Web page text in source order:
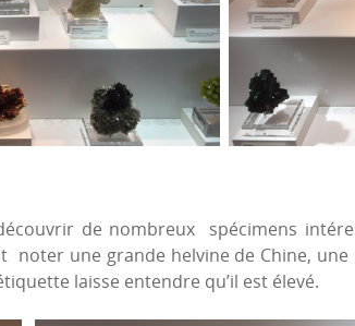
de nombreux spécimens
une grande helvine de Chine,
laisse entendre qu’il est élevé.